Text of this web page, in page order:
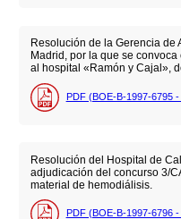
Resolución de la Gerencia de
Madrid, por la que se
al hospital «Ramón y Cajal»,
PDF (BOE-B-1997-6795 -
Resolución del Hospital de
adjudicación del concurso 3/
material de hemodiálisis.
PDF (BOE-B-1997-6796 -